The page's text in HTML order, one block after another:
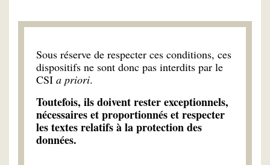
Sous réserve de respecter ces conditions, ces
dispositifs ne sont donc pas interdits par le
CSI a priori.
Toutefois, ils doivent rester exceptionnels,
nécessaires et proportionnés et respecter
les textes relatifs à la protection des
données.